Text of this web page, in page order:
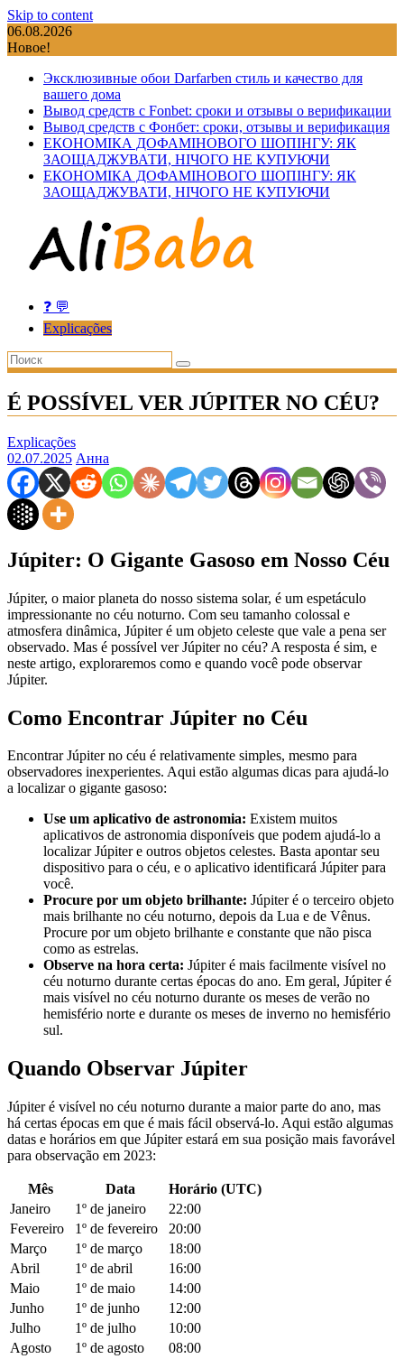
Skip to content
06.08.2026
Новое!
Эксклюзивные обои Darfarben стиль и качество для
вашего дома
Вывод средств с Fonbet: сроки и отзывы о верификации
Вывод средств с Фонбет: сроки, отзывы и верификация
ЕКОНОМІКА ДОФАМІНОВОГО ШОПІНГУ: ЯК
ЗАОЩАДЖУВАТИ, НІЧОГО НЕ КУПУЮЧИ
ЕКОНОМІКА ДОФАМІНОВОГО ШОПІНГУ: ЯК
ЗАОЩАДЖУВАТИ, НІЧОГО НЕ КУПУЮЧИ
❓ 💬
Explicações
É POSSÍVEL VER JÚPITER NO CÉU?
Explicações
02.07.2025 Анна
Júpiter: O Gigante Gasoso em Nosso Céu
Júpiter, o maior planeta do nosso sistema solar, é um espetáculo
impressionante no céu noturno. Com seu tamanho colossal e
atmosfera dinâmica, Júpiter é um objeto celeste que vale a pena ser
observado. Mas é possível ver Júpiter no céu? A resposta é sim, e
neste artigo, exploraremos como e quando você pode observar
Júpiter.
Como Encontrar Júpiter no Céu
Encontrar Júpiter no céu é relativamente simples, mesmo para
observadores inexperientes. Aqui estão algumas dicas para ajudá-lo
a localizar o gigante gasoso:
Use um aplicativo de astronomia: Existem muitos
aplicativos de astronomia disponíveis que podem ajudá-lo a
localizar Júpiter e outros objetos celestes. Basta apontar seu
dispositivo para o céu, e o aplicativo identificará Júpiter para
você.
Procure por um objeto brilhante: Júpiter é o terceiro objeto
mais brilhante no céu noturno, depois da Lua e de Vênus.
Procure por um objeto brilhante e constante que não pisca
como as estrelas.
Observe na hora certa: Júpiter é mais facilmente visível no
céu noturno durante certas épocas do ano. Em geral, Júpiter é
mais visível no céu noturno durante os meses de verão no
hemisfério norte e durante os meses de inverno no hemisfério
sul.
Quando Observar Júpiter
Júpiter é visível no céu noturno durante a maior parte do ano, mas
há certas épocas em que é mais fácil observá-lo. Aqui estão algumas
datas e horários em que Júpiter estará em sua posição mais favorável
para observação em 2023:
Mês Data
Horário (UTC)
Janeiro
1º de janeiro
22:00
Fevereiro
1º de fevereiro
20:00
Março
1º de março
18:00
Abril
1º de abril
16:00
Maio
1º de maio
14:00
Junho
1º de junho
12:00
Julho
1º de julho
10:00
Agosto
1º de agosto
08:00